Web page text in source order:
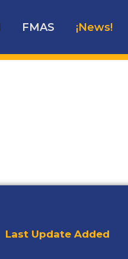
FMAS ¡News!
Last Update Added